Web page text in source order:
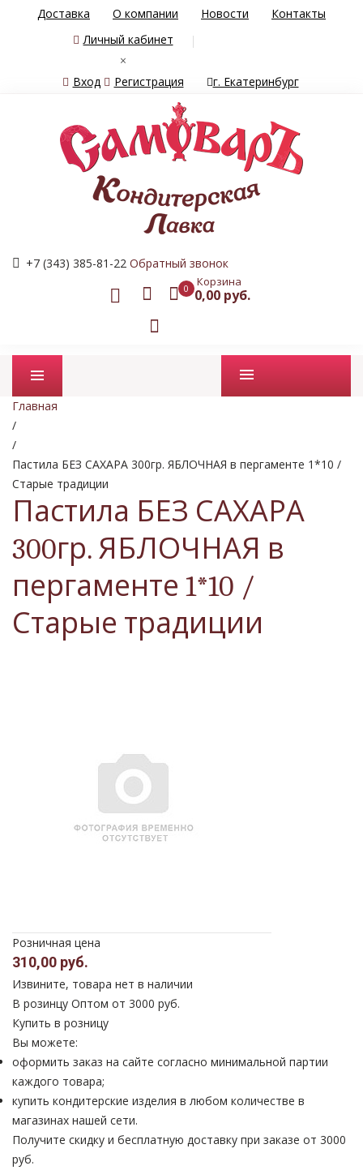
Доставка О компании Новости
Контакты
Личный кабинет
×
Вход
Регистрация г. Екатеринбург
+7 (343) 385-81-22 Обратный звонок
0 Корзина
0,00 руб.
Промо товары
Главная
/
/
Пастила БЕЗ САХАРА 300гр. ЯБЛОЧНАЯ в пергаменте 1*10 /
Старые традиции
Пастила БЕЗ САХАРА
300гр. ЯБЛОЧНАЯ в
пергаменте 1*10 /
Старые традиции
Розничная цена
310,00 руб.
Извините, товара нет в наличии
В розинцу Оптом от 3000 руб.
Купить в розницу
Вы можете:
оформить заказ на сайте согласно минимальной партии
каждого товара;
купить кондитерские изделия в любом количестве в
магазинах нашей сети.
Получите скидку и бесплатную доставку при заказе от 3000
руб.